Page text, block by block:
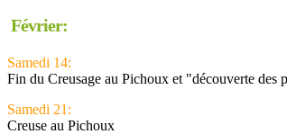
Février:
Samedi 14:
Fin du Creusage au Pichoux et "découverte des
Samedi 21:
Creuse au Pichoux